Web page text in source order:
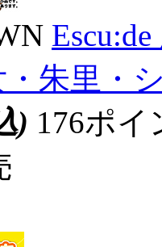
朱里・
) 176ポ